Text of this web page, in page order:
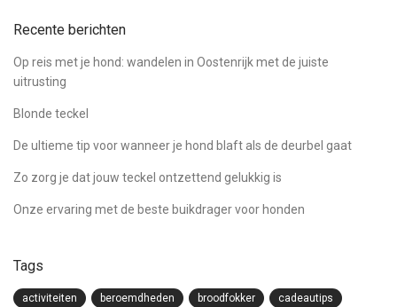
Recente berichten
Op reis met je hond: wandelen in Oostenrijk met de juiste
uitrusting
Blonde teckel
De ultieme tip voor wanneer je hond blaft als de deurbel gaat
Zo zorg je dat jouw teckel ontzettend gelukkig is
Onze ervaring met de beste buikdrager voor honden
Tags
activiteiten beroemdheden broodfokker
cadeautips